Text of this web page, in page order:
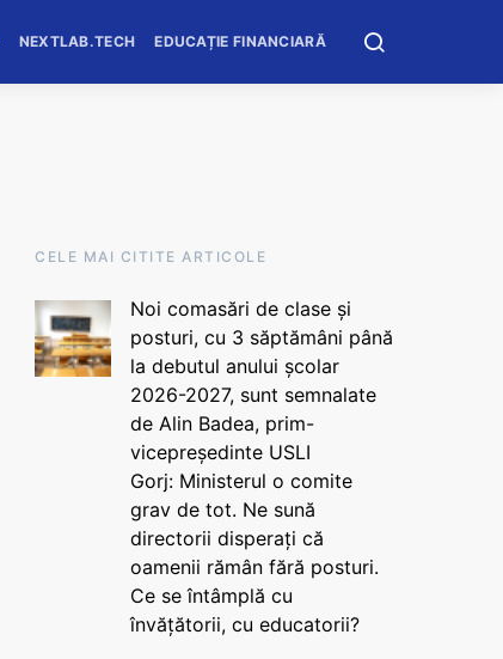
NEXTLAB.TECH EDUCAȚIE FINANCIARĂ
CELE MAI CITITE ARTICOLE
Noi comasări de clase și
posturi, cu 3 săptămâni până
la debutul anului școlar
2026-2027, sunt semnalate
de Alin Badea, prim-
vicepreședinte USLI
Gorj: Ministerul o comite
grav de tot. Ne sună
directorii disperați că
oamenii rămân fără posturi.
Ce se întâmplă cu
învățătorii, cu educatorii?